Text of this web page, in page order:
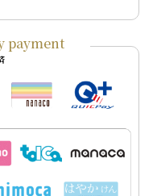
payment